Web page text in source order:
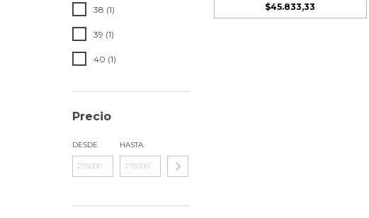
38 (1)
39 (1)
40 (1)
Precio
DESDE HASTA
$45.833,33